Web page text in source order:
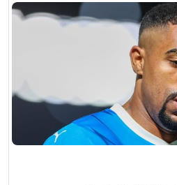
7:00 م
مباراة ودية
8:00 م
مباراة ودية
برشلونة